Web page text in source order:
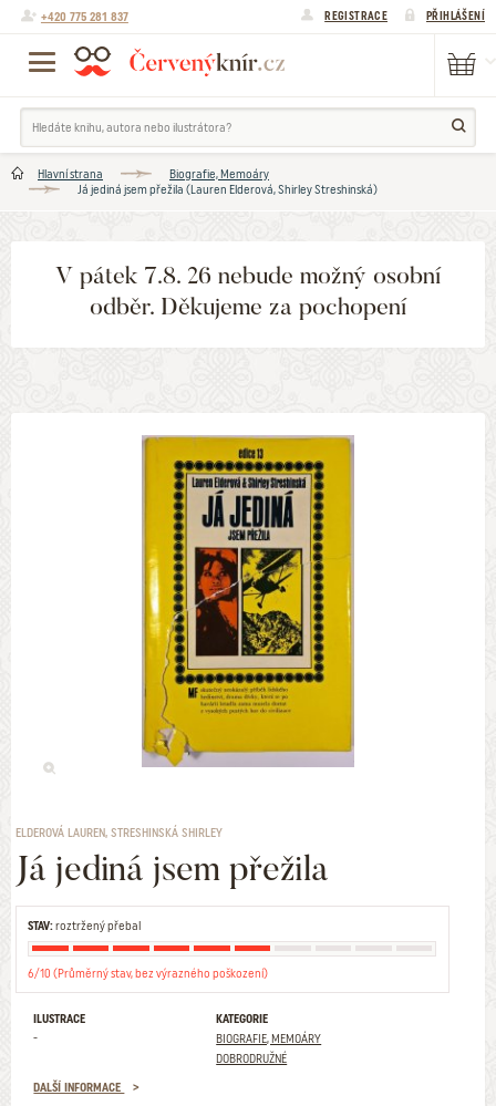
+420 775 281 837 REGISTRACE PŘIHLÁŠENÍ
Hlavní strana
Biografie, Memoáry
Já jediná jsem přežila (Lauren Elderová, Shirley Streshinská)
V pátek 7.8. 26 nebude možný osobní
odběr. Děkujeme za pochopení
ELDEROVÁ LAUREN, STRESHINSKÁ SHIRLEY
Já jediná jsem přežila
STAV:roztržený přebal
6/10 (Průměrný stav, bez výrazného poškození)
ILUSTRACE
-
KATEGORIE
BIOGRAFIE, MEMOÁRY
DOBRODRUŽNÉ
DALŠÍ INFORMACE